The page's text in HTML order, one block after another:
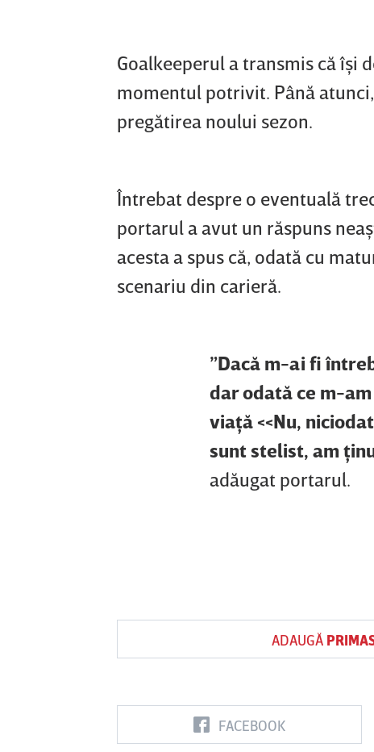
Goalkeeperul a transmis că îşi
momentul potrivit. Până
pregătirea noului sezon.
Întrebat despre o eventuală
portarul a avut un răspuns
acesta a spus că, odată cu
scenariu din carieră.
”Dacă m-ai fi
dar odată ce m-
viaţă <<Nu,
sunt stelist, am
adăugat portarul.
ADAUGĂ
FACEBOOK